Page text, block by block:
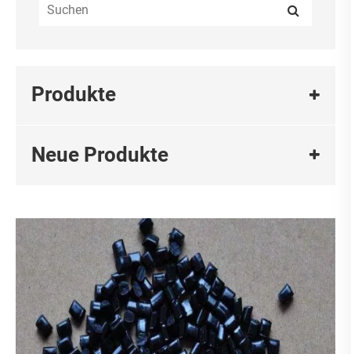
Produkte
Neue Produkte